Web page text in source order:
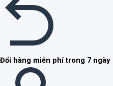
Đổi hàng miễn phí trong 7 ngày